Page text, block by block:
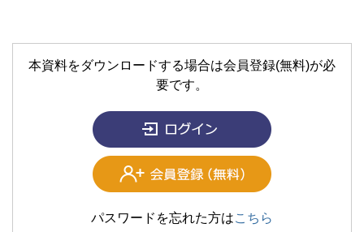
本資料をダウンロードする場合は会員登録(無料)が必
要です。
パスワードを忘れた方はこちら